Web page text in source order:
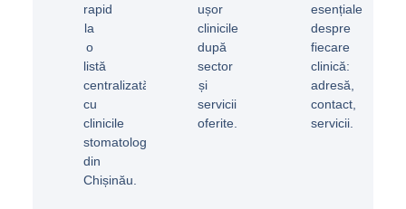
rapid
la
o
listă
centralizată
cu
clinicile
stomatologice
din
Chișinău.
ușor
clinicile
după
sector
și
servicii
oferite.
esențiale
despre
fiecare
clinică:
adresă,
contact,
servicii.